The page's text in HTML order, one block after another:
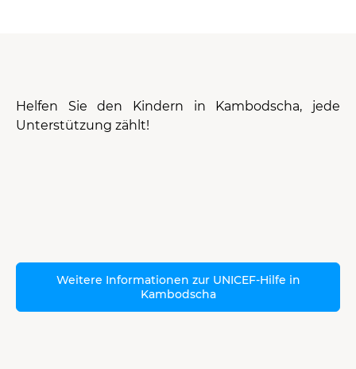
Helfen Sie den Kindern in Kambodscha, jede
Unterstützung zählt!
Weitere Informationen zur UNICEF-Hilfe in
Kambodscha